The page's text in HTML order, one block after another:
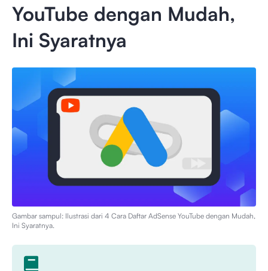
YouTube dengan Mudah,
Ini Syaratnya
Gambar sampul: Ilustrasi dari 4 Cara Daftar AdSense YouTube dengan Mudah,
Ini Syaratnya.